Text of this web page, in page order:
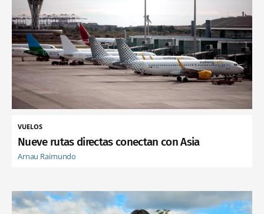
VUELOS
Nueve rutas directas conectan con Asia
Arnau Raimundo